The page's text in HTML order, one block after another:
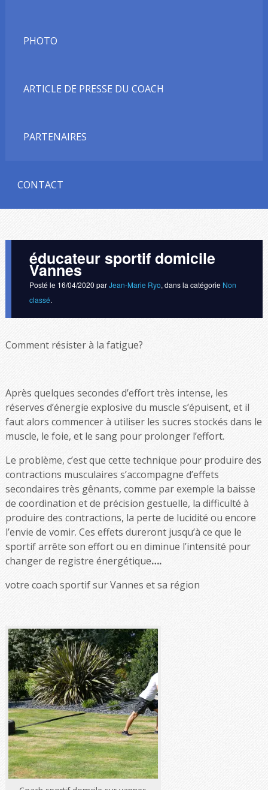
PHOTO
ARTICLE DE PRESSE DU COACH
PARTENAIRES
CONTACT
éducateur sportif domicile
Vannes
Posté le 16/04/2020 parJean-Marie Ryo, dans la catégorie Non
classé.
Comment résister à la fatigue?
Après quelques secondes d’effort très intense, les
réserves d’énergie explosive du muscle s’épuisent, et il
faut alors commencer à utiliser les sucres stockés dans le
muscle, le foie, et le sang pour prolonger l’effort.
Le problème, c’est que cette technique pour produire des
contractions musculaires s’accompagne d’effets
secondaires très gênants, comme par exemple la baisse
de coordination et de précision gestuelle, la difficulté à
produire des contractions, la perte de lucidité ou encore
l’envie de vomir. Ces effets dureront jusqu’à ce que le
sportif arrête son effort ou en diminue l’intensité pour
changer de registre énergétique….
votre coach sportif sur Vannes et sa région